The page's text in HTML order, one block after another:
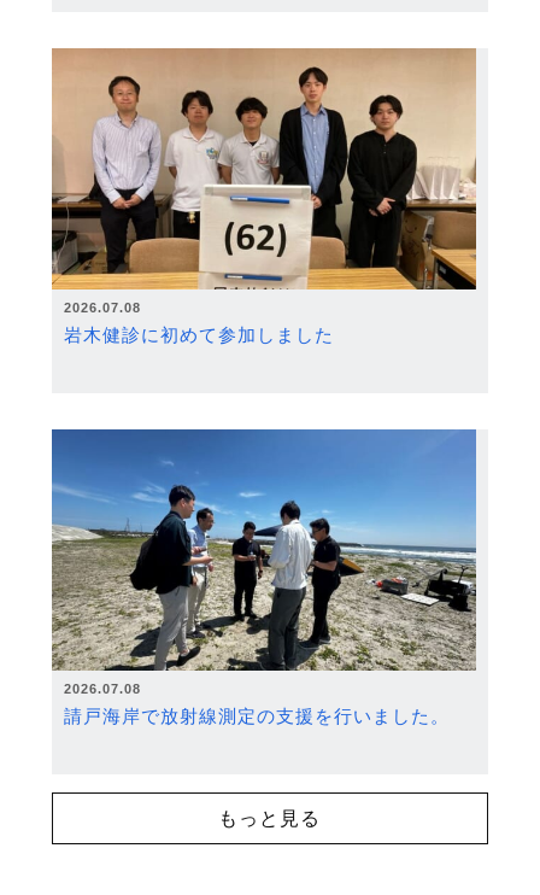
2026.07.08
岩木健診に初めて参加しました
2026.07.08
請戸海岸で放射線測定の支援を行いました。
もっと見る